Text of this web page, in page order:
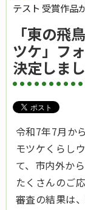
テスト 受賞作品
「東の飛
ツケ」フ
決定しま
令和7年7月か
モツケくらし
て、市内外か
たくさんのご
審査の結果は